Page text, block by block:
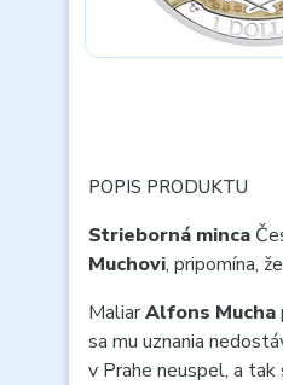
POPIS PRODUKTU
Strieborná minca
Muchovi, pripomína,
MaliarAlfons Mucha
sa mu uznania
v Prahe neuspel, a tak